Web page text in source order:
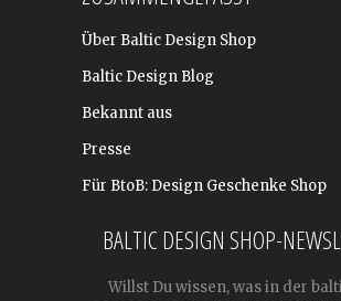
Über Baltic Design Shop
Baltic Design Blog
Bekannt aus
Presse
Für BtoB: Design Geschenke Shop
BALTIC DESIGN SHOP-
Willst Du wissen, was in der